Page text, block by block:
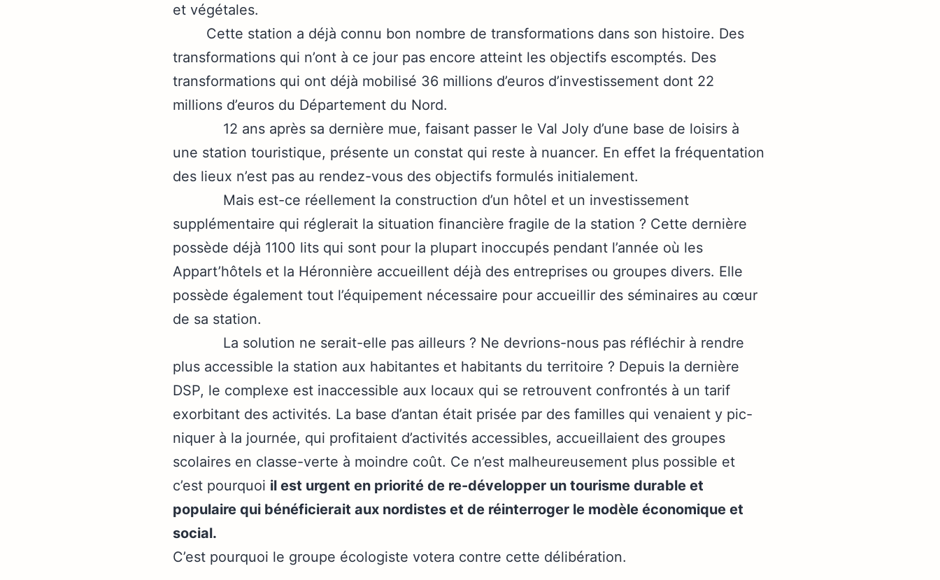
et végétales.
Cette station a déjà connu bon nombre de transformations dans son histoire. Des
transformations qui n’ont à ce jour pas encore atteint les objectifs escomptés. Des
transformations qui ont déjà mobilisé 36 millions d’euros d’investissement dont 22
millions d’euros du Département du Nord.
12 ans après sa dernière mue, faisant passer le Val Joly d’une base de loisirs à
une station touristique, présente un constat qui reste à nuancer. En effet la fréquentation
des lieux n’est pas au rendez-vous des objectifs formulés initialement.
Mais est-ce réellement la construction d’un hôtel et un investissement
supplémentaire qui réglerait la situation financière fragile de la station ? Cette dernière
possède déjà 1100 lits qui sont pour la plupart inoccupés pendant l’année où les
Appart’hôtels et la Héronnière accueillent déjà des entreprises ou groupes divers. Elle
possède également tout l’équipement nécessaire pour accueillir des séminaires au cœur
de sa station.
La solution ne serait-elle pas ailleurs ? Ne devrions-nous pas réfléchir à rendre
plus accessible la station aux habitantes et habitants du territoire ? Depuis la dernière
DSP, le complexe est inaccessible aux locaux qui se retrouvent confrontés à un tarif
exorbitant des activités. La base d’antan était prisée par des familles qui venaient y pic-
niquer à la journée, qui profitaient d’activités accessibles, accueillaient des groupes
scolaires en classe-verte à moindre coût. Ce n’est malheureusement plus possible et
c’est pourquoi il est urgent en priorité de re-développer un tourisme durable et
populaire qui bénéficierait aux nordistes et de réinterroger le modèle économique et
social.
C’est pourquoi le groupe écologiste votera contre cette délibération.